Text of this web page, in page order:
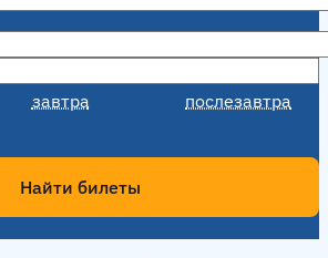
завтра послезавтра
Найти билеты